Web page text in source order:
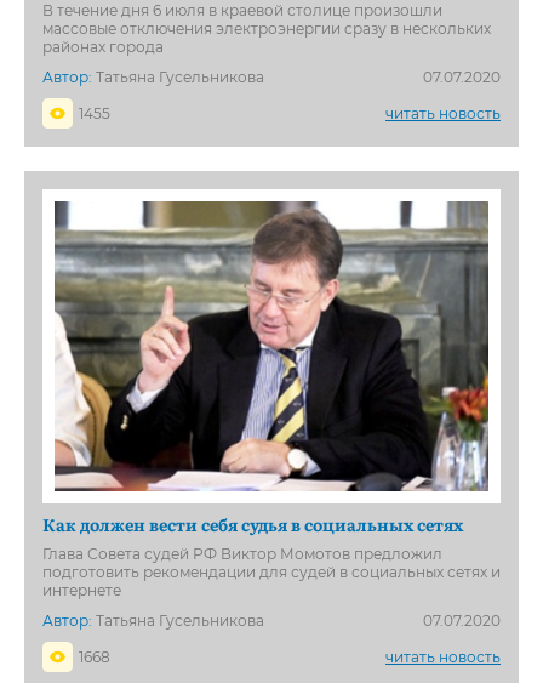
В течение дня 6 июля в краевой столице произошли
массовые отключения электроэнергии сразу в нескольких
районах города
Автор: Татьяна Гусельникова
07.07.2020
1455
читать новость
Как должен вести себя судья в социальных сетях
Глава Совета судей РФ Виктор Момотов предложил
подготовить рекомендации для судей в социальных сетях и
интернете
Автор: Татьяна Гусельникова
07.07.2020
1668
читать новость